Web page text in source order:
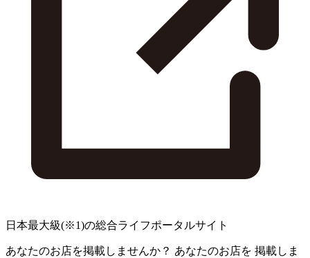
日本最大級(※1)の総合ライフポータルサイト
あなたのお店を掲載しませんか？ あなたのお店を 掲載しま